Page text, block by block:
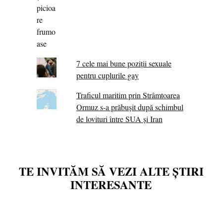
7 cele mai bune poziții sexuale
pentru cuplurile gay
Traficul maritim prin Strâmtoarea
Ormuz s-a prăbușit după schimbul
de lovituri între SUA şi Iran
TE INVITĂM SĂ VEZI ALTE ȘTIRI
INTERESANTE